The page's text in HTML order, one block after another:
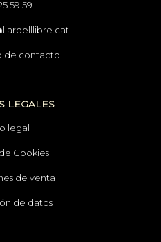
59 59
de contacto
LEGALES
legal
Cookies
de venta
de datos